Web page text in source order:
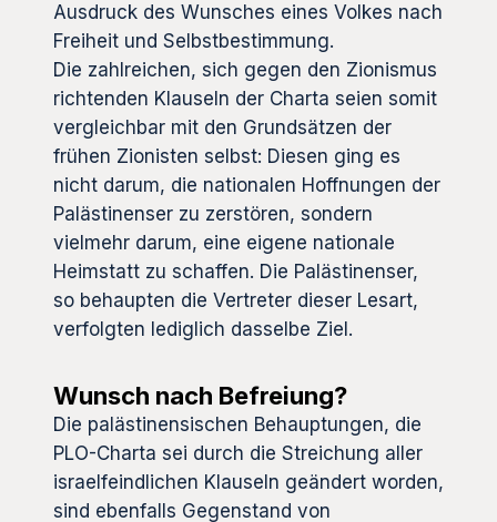
Ausdruck des Wunsches eines Volkes nach
Freiheit und Selbstbestimmung.
Die zahlreichen, sich gegen den Zionismus
richtenden Klauseln der Charta seien somit
vergleichbar mit den Grundsätzen der
frühen Zionisten selbst: Diesen ging es
nicht darum, die nationalen Hoffnungen der
Palästinenser zu zerstören, sondern
vielmehr darum, eine eigene nationale
Heimstatt zu schaffen. Die Palästinenser,
so behaupten die Vertreter dieser Lesart,
verfolgten lediglich dasselbe Ziel.
Wunsch nach Befreiung?
Die palästinensischen Behauptungen, die
PLO-Charta sei durch die Streichung aller
israelfeindlichen Klauseln geändert worden,
sind ebenfalls Gegenstand von